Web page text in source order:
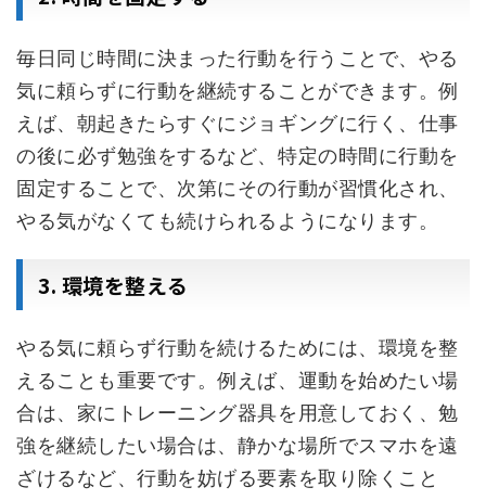
毎日同じ時間に決まった行動を行うことで、やる
気に頼らずに行動を継続することができます。例
えば、朝起きたらすぐにジョギングに行く、仕事
の後に必ず勉強をするなど、特定の時間に行動を
固定することで、次第にその行動が習慣化され、
やる気がなくても続けられるようになります。
3. 環境を整える
やる気に頼らず行動を続けるためには、環境を整
えることも重要です。例えば、運動を始めたい場
合は、家にトレーニング器具を用意しておく、勉
強を継続したい場合は、静かな場所でスマホを遠
ざけるなど、行動を妨げる要素を取り除くこと